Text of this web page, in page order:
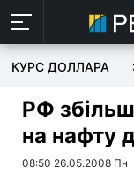
КУРС ДОЛЛАРА
РФ
на нафту
08:50 26.05.2008 Пн